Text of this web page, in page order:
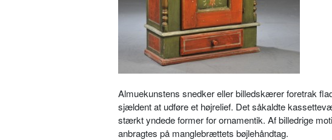
Almuekunstens snedker eller billedskærer foretrak
sjældent at udføre et højrelief. Det såkaldte
stærkt yndede former for ornamentik. Af billedrige
anbragtes på manglebrættets bøjlehåndtag.